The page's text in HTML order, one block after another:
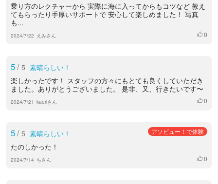
乗り方のレクチャーから 実際に海に入ってからもコツなど 教え
てもらったり手厚いサポートで 安心して楽しめました！ 写真
も...
2024/7/22 えみさん いいね
0
5/ 5 素晴らしい！
楽しかったです！ スタッフの方々にもとても良くしていただき
ました。ありがとうございました。 是非、又、行きたいです〜
2024/7/21 kaoriさん いいね
0
5/ 5 素晴らしい！ アソビュー！で体験
たのしかった！
2024/7/14 ちさん いいね
0